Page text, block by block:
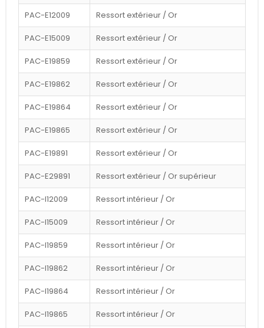
PAC-E12009 Ressort extérieur / Or
PAC-E15009 Ressort extérieur / Or
PAC-E19859 Ressort extérieur / Or
PAC-E19862 Ressort extérieur / Or
PAC-E19864 Ressort extérieur / Or
PAC-E19865 Ressort extérieur / Or
PAC-E19891 Ressort extérieur / Or
PAC-E29891 Ressort extérieur / Or supérieur
PAC-I12009 Ressort intérieur / Or
PAC-I15009 Ressort intérieur / Or
PAC-I19859 Ressort intérieur / Or
PAC-I19862 Ressort intérieur / Or
PAC-I19864 Ressort intérieur / Or
PAC-I19865 Ressort intérieur / Or